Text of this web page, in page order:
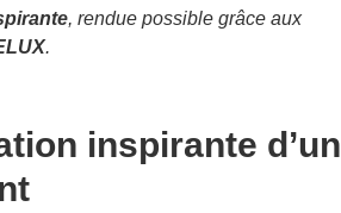
, rendue possible grâce aux
.
inspirante d’un